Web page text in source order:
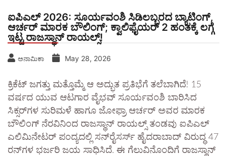
ಐಪಿಎಲ್ 2026: ಸೂರ್ಯವಂಶಿ ಸಿಡಿಲಬ್ಬರದ ಬ್ಯಾಟಿಂಗ್,
ಆರ್ಚರ್ ಮಾರಕ ಬೌಲಿಂಗ್; ಕ್ವಾಲಿಫೈಯರ್ 2 ಹಂತಕ್ಕೆ ಲಗ್ಗೆ
ಇಟ್ಟ ರಾಜಸ್ಥಾನ್ ರಾಯಲ್ಸ್!
ಅನಾಮಿಕಾ May 28, 2026
ಕ್ರಿಕೆಟ್ ಜಗತ್ತು ಮತ್ತೊಮ್ಮೆ ಆ ಅದ್ಭುತ ಪ್ರತಿಭೆಗೆ ತಲೆಬಾಗಿದೆ! 15
ವರ್ಷದ ಯುವ ಆಟಗಾರ ವೈಭವ್ ಸೂರ್ಯವಂಶಿ ಬಾರಿಸಿದ
ಸಿಕ್ಸರ್‌ಗಳ ಸುರಿಮಳೆ ಹಾಗೂ ಜೋಫ್ರಾ ಆರ್ಚರ್ ಅವರ ಮಾರಕ
ಬೌಲಿಂಗ್ ನೆರವಿನಿಂದ ರಾಜಸ್ಥಾನ್ ರಾಯಲ್ಸ್ ತಂಡವು ಐಪಿಎಲ್
ಎಲಿಮಿನೇಟರ್ ಪಂದ್ಯದಲ್ಲಿ ಸನ್‌ರೈಸರ್ಸ್ ಹೈದರಾಬಾದ್ ವಿರುದ್ಧ 47
ರನ್‌ಗಳ ಭರ್ಜರಿ ಜಯ ಸಾಧಿಸಿದೆ. ಈ ಗೆಲುವಿನೊಂದಿಗೆ ರಾಜಸ್ಥಾನ್